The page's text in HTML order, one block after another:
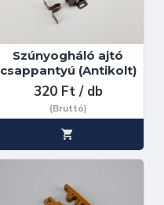
Szúnyogháló ajtó
csappantyú (Antikolt)
320 Ft / db
(Bruttó)